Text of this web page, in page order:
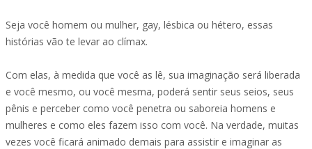
Seja você homem ou mulher, gay, lésbica ou hétero, essas
histórias vão te levar ao clímax.
Com elas, à medida que você as lê, sua imaginação será liberada
e você mesmo, ou você mesma, poderá sentir seus seios, seus
pênis e perceber como você penetra ou saboreia homens e
mulheres e como eles fazem isso com você. Na verdade, muitas
vezes você ficará animado demais para assistir e imaginar as